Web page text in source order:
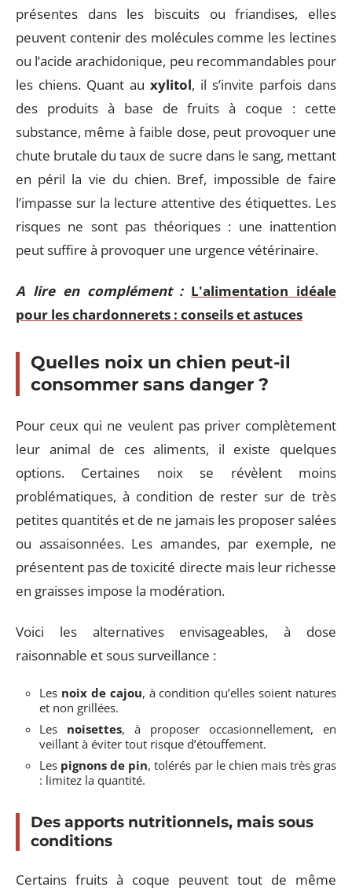
présentes dans les biscuits ou friandises, elles
peuvent contenir des molécules comme les lectines
ou l’acide arachidonique, peu recommandables pour
les chiens. Quant au xylitol, il s’invite parfois dans
des produits à base de fruits à coque : cette
substance, même à faible dose, peut provoquer une
chute brutale du taux de sucre dans le sang, mettant
en péril la vie du chien. Bref, impossible de faire
l’impasse sur la lecture attentive des étiquettes. Les
risques ne sont pas théoriques : une inattention
peut suffire à provoquer une urgence vétérinaire.
A lire en complément : L'alimentation idéale
pour les chardonnerets : conseils et astuces
Quelles noix un chien peut-il
consommer sans danger ?
Pour ceux qui ne veulent pas priver complètement
leur animal de ces aliments, il existe quelques
options. Certaines noix se révèlent moins
problématiques, à condition de rester sur de très
petites quantités et de ne jamais les proposer salées
ou assaisonnées. Les amandes, par exemple, ne
présentent pas de toxicité directe mais leur richesse
en graisses impose la modération.
Voici les alternatives envisageables, à dose
raisonnable et sous surveillance :
Les noix de cajou, à condition qu’elles soient natures
et non grillées.
Les noisettes, à proposer occasionnellement, en
veillant à éviter tout risque d’étouffement.
Les pignons de pin, tolérés par le chien mais très gras
: limitez la quantité.
Des apports nutritionnels, mais sous
conditions
Certains fruits à coque peuvent tout de même